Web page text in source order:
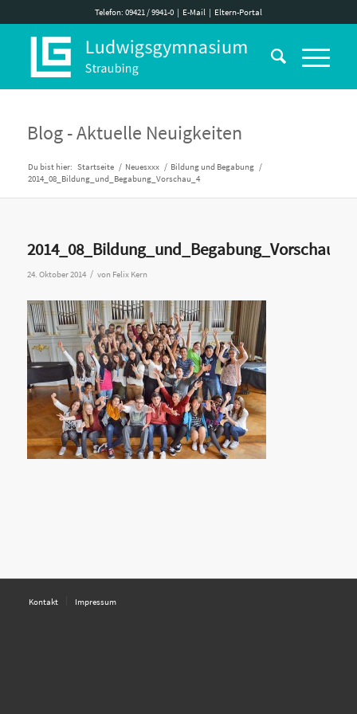
Telefon: 09421 / 9941-0| E-Mail| Eltern-Portal
Blog - Aktuelle Neuigkeiten
Du bist hier: Startseite / Neuesxxx / Bildung und Begabung /
2014_08_Bildung_und_Begabung_Vorschau_4
2014_08_Bildung_und_Begabung_Vorschau_4
24. Oktober 2014 / von Felix Kern
Kontakt Impressum